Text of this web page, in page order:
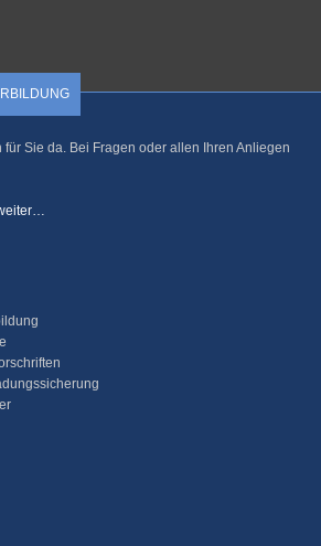
Sie da. Bei Fragen oder allen Ihren Anliegen